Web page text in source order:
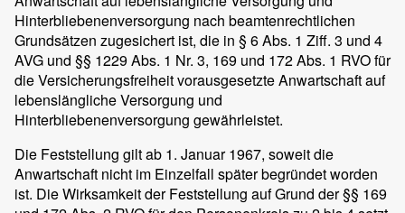
Hinterbliebenenversorgung nach beamtenrechtlichen
Grundsätzen zugesichert ist, die in § 6 Abs. 1 Ziff. 3 und 4
AVG und §§ 1229 Abs. 1 Nr. 3, 169 und 172 Abs. 1 RVO für
die Versicherungsfreiheit vorausgesetzte Anwartschaft auf
lebenslängliche Versorgung und
Hinterbliebenenversorgung gewährleistet.
Die Feststellung gilt ab 1. Januar 1967, soweit die
Anwartschaft nicht im Einzelfall später begründet worden
ist. Die Wirksamkeit der Feststellung auf Grund der §§ 169